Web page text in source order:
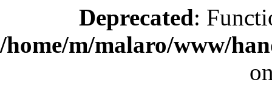
Deprecated:
/home/m/malaro/www/